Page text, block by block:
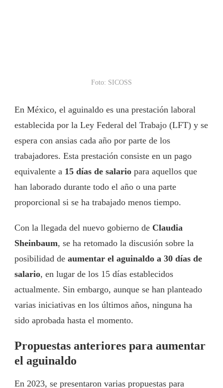
Foto: SICOSS
En México, el aguinaldo es una prestación laboral
establecida por la Ley Federal del Trabajo (LFT) y se
espera con ansias cada año por parte de los
trabajadores. Esta prestación consiste en un pago
equivalente a 15 días de salario para aquellos que
han laborado durante todo el año o una parte
proporcional si se ha trabajado menos tiempo.
Con la llegada del nuevo gobierno de Claudia
Sheinbaum, se ha retomado la discusión sobre la
posibilidad de aumentar el aguinaldo a 30 días de
salario, en lugar de los 15 días establecidos
actualmente. Sin embargo, aunque se han planteado
varias iniciativas en los últimos años, ninguna ha
sido aprobada hasta el momento.
Propuestas anteriores para aumentar
el aguinaldo
En 2023, se presentaron varias propuestas para